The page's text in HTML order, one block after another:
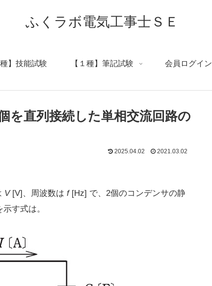
ふくラボ電気工事士ＳＥ
種】技能試験 【１種】筆記試験 会員ログイン
を直列接続した単相交流回路の
2025.04.02 2021.03.02
V[V]、周波数は f[Hz] で、2個のコンデンサの静
示す式は。